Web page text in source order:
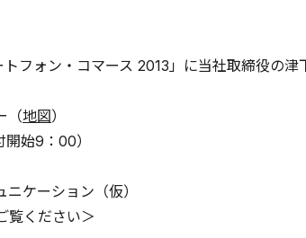
フォン・コマース 2013」に当社取締役の津
（地図）
始9：00）
ケーション（仮）
覧ください＞